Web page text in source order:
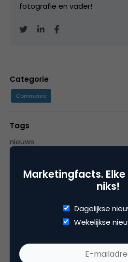
fotografie en vader!
Categorie
Commerce
Tags
nieuws
Jop Rombouts
Marketingfacts. Elke
niks!
Dagelijkse
Wekelijkse